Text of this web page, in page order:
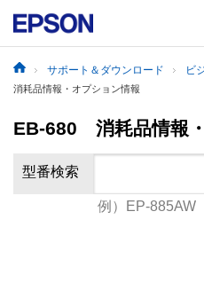
サポート＆ダウンロード ビ
消耗品情報・オプション情報
EB-680 消耗品情報
型番検索
例）EP-885AW